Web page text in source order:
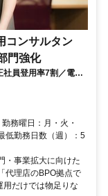
コンサルタン
門強化
社員登用率7割／電通
月平均4時間19分
務曜日：月・火・
低勤務日数（週）：5
・事業拡大に向けた
代理店のBPO拠点で
用だけでは物足りな